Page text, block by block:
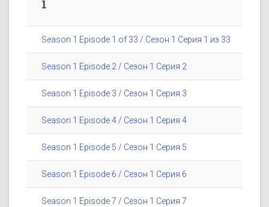
1
Season 1 Episode 1 of 33 / Сезон 1 Серия 1 из 33
Season 1 Episode 2 / Сезон 1 Серия 2
Season 1 Episode 3 / Сезон 1 Серия 3
Season 1 Episode 4 / Сезон 1 Серия 4
Season 1 Episode 5 / Сезон 1 Серия 5
Season 1 Episode 6 / Сезон 1 Серия 6
Season 1 Episode 7 / Сезон 1 Серия 7